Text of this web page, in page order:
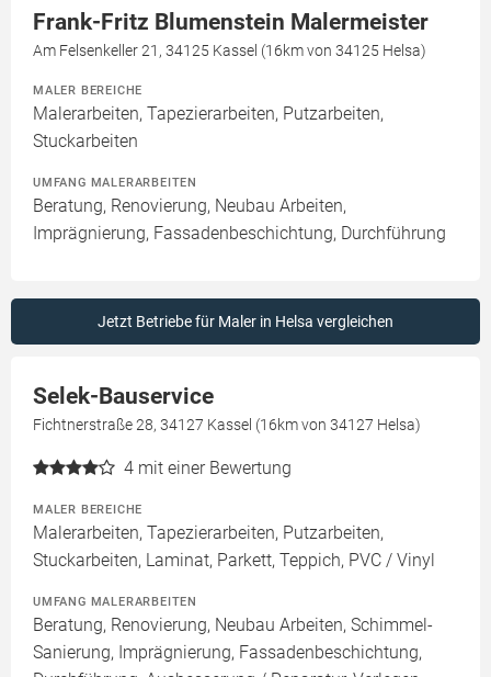
Frank-Fritz Blumenstein Malermeister
Am Felsenkeller 21, 34125 Kassel (16km von 34125 Helsa)
MALER BEREICHE
Malerarbeiten, Tapezierarbeiten, Putzarbeiten,
Stuckarbeiten
UMFANG MALERARBEITEN
Beratung, Renovierung, Neubau Arbeiten,
Imprägnierung, Fassadenbeschichtung, Durchführung
Jetzt Betriebe für Maler in Helsa vergleichen
Selek-Bauservice
Fichtnerstraße 28, 34127 Kassel (16km von 34127 Helsa)
4 mit einer Bewertung
MALER BEREICHE
Malerarbeiten, Tapezierarbeiten, Putzarbeiten,
Stuckarbeiten, Laminat, Parkett, Teppich, PVC / Vinyl
UMFANG MALERARBEITEN
Beratung, Renovierung, Neubau Arbeiten, Schimmel-
Sanierung, Imprägnierung, Fassadenbeschichtung,